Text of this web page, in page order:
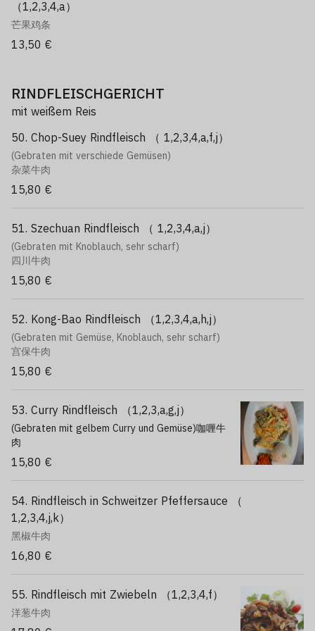
（1,2,3,4,a）
芒果鸡条
13,50 €
RINDFLEISCHGERICHT
mit weißem Reis
50. Chop-Suey Rindfleisch （ 1,2,3,4,a,f,j）
(Gebraten mit verschiede Gemüsen)
杂菜牛肉
15,80 €
51. Szechuan Rindfleisch （ 1,2,3,4,a,j）
(Gebraten mit Knoblauch, sehr scharf)
四川牛肉
15,80 €
52. Kong-Bao Rindfleisch （1,2,3,4,a,h,j）
(Gebraten mit Gemüse, Knoblauch, sehr scharf)
宫保牛肉
15,80 €
53. Curry Rindfleisch （1,2,3,a,g,j）
(Gebraten mit gelbem Curry und Gemüse)咖喱牛
肉
15,80 €
54. Rindfleisch in Schweitzer Pfeffersauce （
1,2,3,4,j,k）
黑椒牛肉
16,80 €
55. Rindfleisch mit Zwiebeln （1,2,3,4,f）
洋葱牛肉